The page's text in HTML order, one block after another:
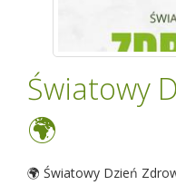
Światowy
🌍
🌍 Światowy Dzień